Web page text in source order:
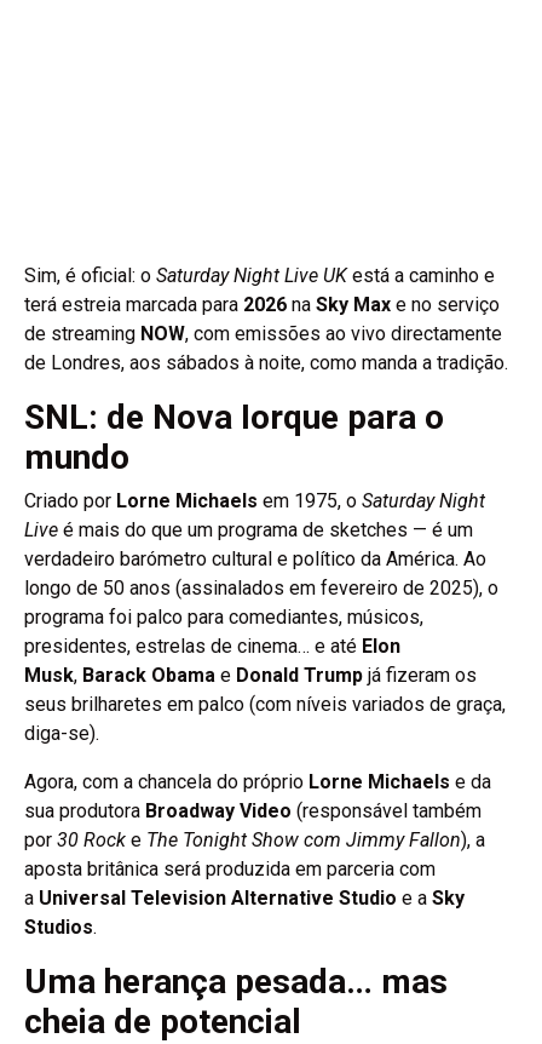
Sim, é oficial: o Saturday Night Live UKestá a caminho e
terá estreia marcada para 2026 na Sky Max e no serviço
de streaming NOW, com emissões ao vivo directamente
de Londres, aos sábados à noite, como manda a tradição.
SNL: de Nova Iorque para o
mundo
Criado por Lorne Michaels em 1975, o Saturday Night
Live é mais do que um programa de sketches — é um
verdadeiro barómetro cultural e político da América. Ao
longo de 50 anos (assinalados em fevereiro de 2025), o
programa foi palco para comediantes, músicos,
presidentes, estrelas de cinema… e até Elon
Musk, Barack Obama e Donald Trump já fizeram os
seus brilharetes em palco (com níveis variados de graça,
diga-se).
Agora, com a chancela do próprio Lorne Michaels e da
sua produtora Broadway Video (responsável também
por 30 Rock e The Tonight Show com Jimmy Fallon), a
aposta britânica será produzida em parceria com
a Universal Television Alternative Studio e a Sky
Studios.
Uma herança pesada… mas
cheia de potencial